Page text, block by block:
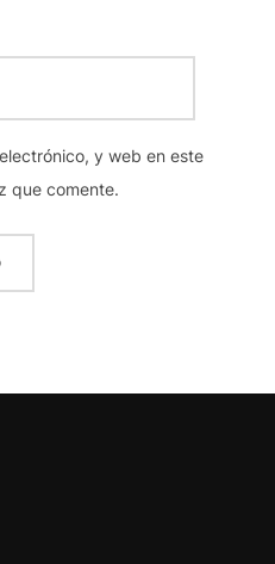
y web en este
que comente.